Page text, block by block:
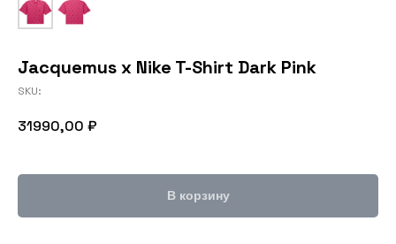
Jacquemus x Nike T-Shirt Dark Pink
SKU:
31990,00 ₽
В корзину